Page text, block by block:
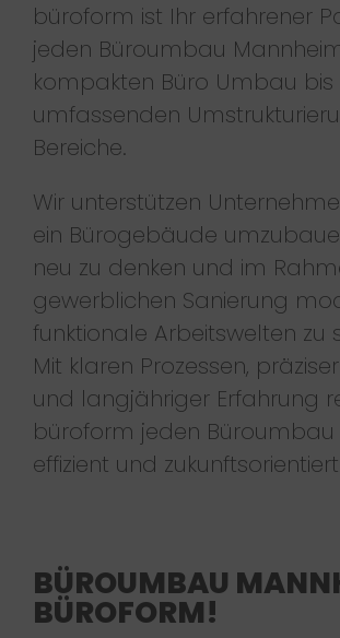
büroform ist Ihr erfahrener
jeden Büroumbau
kompakten Büro Umbau bis
umfassenden
Bereiche.
Wir unterstützen
ein Bürogebäude
neu zu denken und im
gewerblichen Sanierung
funktionale Arbeitswelten zu
Mit klaren Prozessen,
und langjähriger Erfahrung
büroform jeden Büroumbau
effizient und
BÜROUMBAU
BÜROFORM!